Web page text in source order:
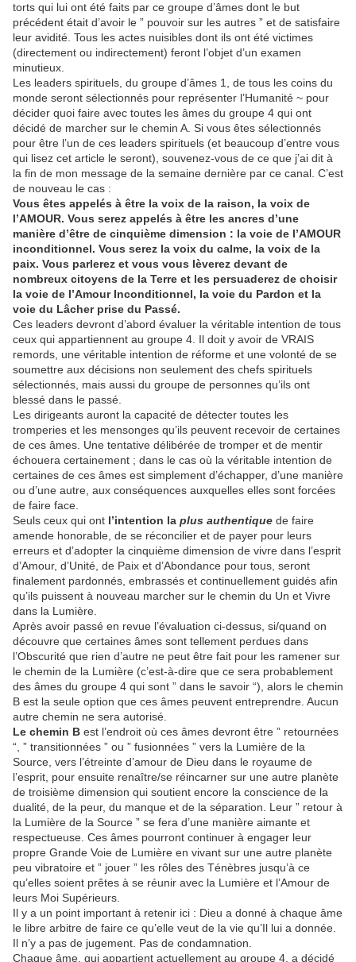
torts qui lui ont été faits par ce groupe d’âmes dont le but
précédent était d’avoir le ” pouvoir sur les autres ” et de satisfaire
leur avidité. Tous les actes nuisibles dont ils ont été victimes
(directement ou indirectement) feront l’objet d’un examen
minutieux.
Les leaders spirituels, du groupe d’âmes 1, de tous les coins du
monde seront sélectionnés pour représenter l’Humanité ~ pour
décider quoi faire avec toutes les âmes du groupe 4 qui ont
décidé de marcher sur le chemin A. Si vous êtes sélectionnés
pour être l’un de ces leaders spirituels (et beaucoup d’entre vous
qui lisez cet article le seront), souvenez-vous de ce que j’ai dit à
la fin de mon message de la semaine dernière par ce canal. C’est
de nouveau le cas :
Vous êtes appelés à être la voix de la raison, la voix de
l’AMOUR. Vous serez appelés à être les ancres d’une
manière d’être de cinquième dimension : la voie de l’AMOUR
inconditionnel. Vous serez la voix du calme, la voix de la
paix. Vous parlerez et vous vous lèverez devant de
nombreux citoyens de la Terre et les persuaderez de choisir
la voie de l’Amour Inconditionnel, la voie du Pardon et la
voie du Lâcher prise du Passé.
Ces leaders devront d’abord évaluer la véritable intention de tous
ceux qui appartiennent au groupe 4. Il doit y avoir de VRAIS
remords, une véritable intention de réforme et une volonté de se
soumettre aux décisions non seulement des chefs spirituels
sélectionnés, mais aussi du groupe de personnes qu’ils ont
blessé dans le passé.
Les dirigeants auront la capacité de détecter toutes les
tromperies et les mensonges qu’ils peuvent recevoir de certaines
de ces âmes. Une tentative délibérée de tromper et de mentir
échouera certainement ; dans le cas où la véritable intention de
certaines de ces âmes est simplement d’échapper, d’une manière
ou d’une autre, aux conséquences auxquelles elles sont forcées
de faire face.
Seuls ceux qui ont l’intention la plus authentique de faire
amende honorable, de se réconcilier et de payer pour leurs
erreurs et d’adopter la cinquième dimension de vivre dans l’esprit
d’Amour, d’Unité, de Paix et d’Abondance pour tous, seront
finalement pardonnés, embrassés et continuellement guidés afin
qu’ils puissent à nouveau marcher sur le chemin du Un et Vivre
dans la Lumière.
Après avoir passé en revue l’évaluation ci-dessus, si/quand on
découvre que certaines âmes sont tellement perdues dans
l’Obscurité que rien d’autre ne peut être fait pour les ramener sur
le chemin de la Lumière (c’est-à-dire que ce sera probablement
des âmes du groupe 4 qui sont ” dans le savoir “), alors le chemin
B est la seule option que ces âmes peuvent entreprendre. Aucun
autre chemin ne sera autorisé.
Le chemin B est l’endroit où ces âmes devront être ” retournées
“, ” transitionnées ” ou ” fusionnées ” vers la Lumière de la
Source, vers l’étreinte d’amour de Dieu dans le royaume de
l’esprit, pour ensuite renaître/se réincarner sur une autre planète
de troisième dimension qui soutient encore la conscience de la
dualité, de la peur, du manque et de la séparation. Leur ” retour à
la Lumière de la Source ” se fera d’une manière aimante et
respectueuse. Ces âmes pourront continuer à engager leur
propre Grande Voie de Lumière en vivant sur une autre planète
peu vibratoire et ” jouer ” les rôles des Ténèbres jusqu’à ce
qu’elles soient prêtes à se réunir avec la Lumière et l’Amour de
leurs Moi Supérieurs.
Il y a un point important à retenir ici : Dieu a donné à chaque âme
le libre arbitre de faire ce qu’elle veut de la vie qu’Il lui a donnée.
Il n’y a pas de jugement. Pas de condamnation.
Chaque âme, qui appartient actuellement au groupe 4, a décidé